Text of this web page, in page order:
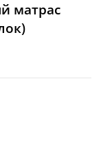
матрас